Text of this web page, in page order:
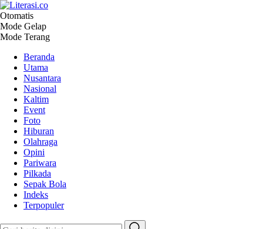
Literasi.co
Pilar Informasi
Otomatis
Mode Gelap
Mode Terang
Beranda
Utama
Nusantara
Nasional
Kaltim
Event
Foto
Hiburan
Olahraga
Opini
Pariwara
Pilkada
Sepak Bola
Indeks
Terpopuler